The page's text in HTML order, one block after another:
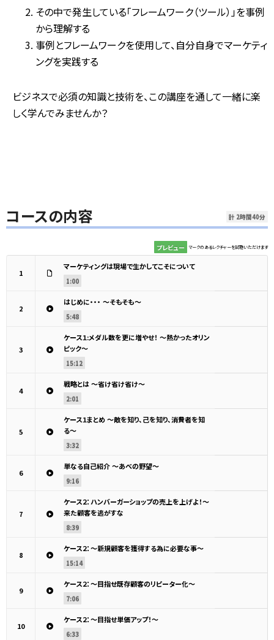
その中で発生している「フレームワーク（ツール）」を事例
から理解する
事例とフレームワークを使用して、自分自身でマーケティ
ングを実践する
ビジネスで必須の知識と技術を、この講座を通して一緒に楽
しく学んでみませんか？
コースの内容 計 2時間40分
プレビュー マークのあるレクチャーを試聴いただけます
1
マーケティングは現場で生かしてこそについて
1:00
2
はじめに・・・ ～そもそも～
5:48
3
ケース１:メダル数を更に増やせ！ ～熱かったオリン
ピック～
15:12
4
戦略とは ～省け省け省け～
2:01
5
ケース１まとめ ～敵を知り、己を知り、消費者を知
る～
3:32
6
単なる自己紹介 ～あべの野望～
9:16
7
ケース２：ハンバーガーショップの売上を上げよ！～
来た顧客を逃がすな
8:39
8
ケース２：～新規顧客を獲得する為に必要な事～
15:14
9
ケース２：～目指せ既存顧客のリピーター化～
7:06
10
ケース２：～目指せ単価アップ！～
6:33